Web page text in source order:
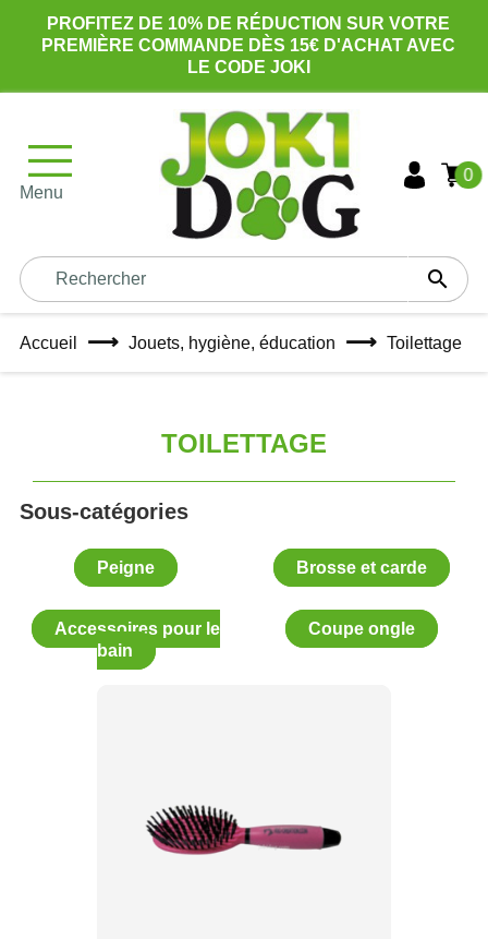
PROFITEZ DE 10% DE RÉDUCTION SUR VOTRE
PREMIÈRE COMMANDE DÈS 15€ D'ACHAT AVEC
LE CODE JOKI
Menu

0
Accueil Jouets, hygiène, éducation Toilettage
TOILETTAGE
Sous-catégories
Peigne Brosse et carde
Accessoires pour le
bain
Coupe ongle